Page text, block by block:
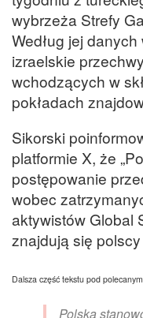
wybrzeża Strefy
Według jej
izraelskie
wchodzących w
pokładach
Sikorski
platformie X, że
postępowanie
wobec
aktywistów Global
znajdują się
Dalsza część tekstu pod
Polska